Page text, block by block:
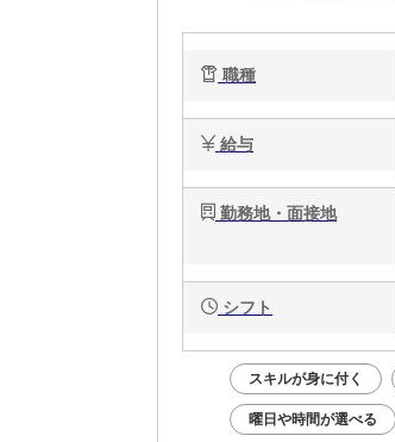
職種
給与
勤務地・面接地
シフト
スキルが身に付く
曜日や時間が選べる